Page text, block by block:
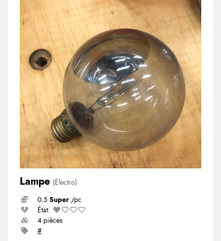
Lampe (Électro)
0.5 Super /pc
État:
4 pièces
#